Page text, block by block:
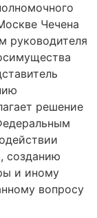
Чечена
руководителя
решение
созданию
и иному
вопросу